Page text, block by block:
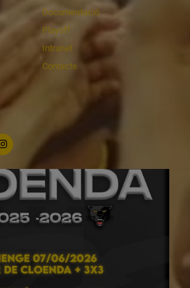
Documentació
Playoff
Intranet
Contacte